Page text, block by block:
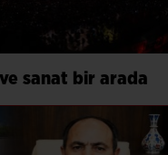
sanat bir arada